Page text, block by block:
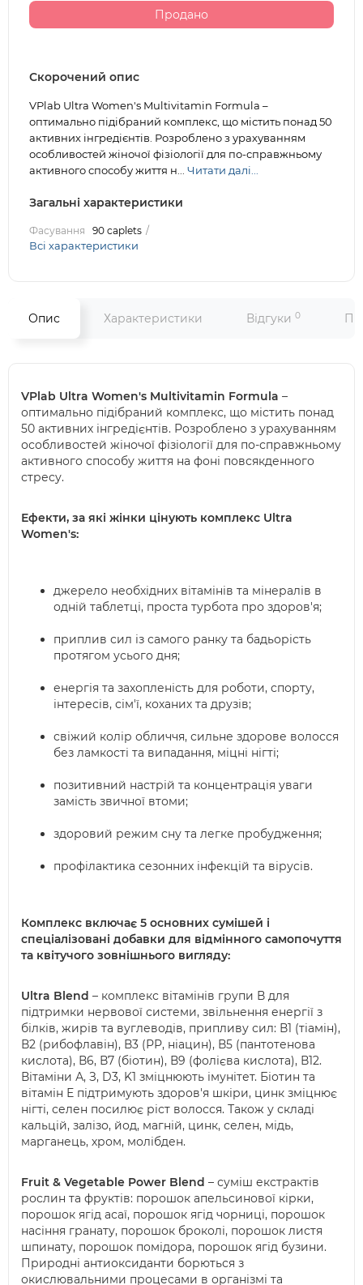
Продано
Скорочений опис
VPlab Ultra Women's Multivitamin Formula –
оптимально підібраний комплекс, що містить понад 50
активних інгредієнтів. Розроблено з урахуванням
особливостей жіночої фізіології для по-справжньому
активного способу життя н... Читати далі...
Загальні характеристики
Фасування 90 caplets
Всі характеристики
Опис Характеристики Відгуки 0
VPlab Ultra Women's Multivitamin Formula –
оптимально підібраний комплекс, що містить понад
50 активних інгредієнтів. Розроблено з урахуванням
особливостей жіночої фізіології для по-справжньому
активного способу життя на фоні повсякденного
стресу.
Ефекти, за які жінки цінують комплекс Ultra
Women's:
джерело необхідних вітамінів та мінералів в
одній таблетці, проста турбота про здоров'я;
приплив сил із самого ранку та бадьорість
протягом усього дня;
енергія та захопленість для роботи, спорту,
інтересів, сім'ї, коханих та друзів;
свіжий колір обличчя, сильне здорове волосся
без ламкості та випадання, міцні нігті;
позитивний настрій та концентрація уваги
замість звичної втоми;
здоровий режим сну та легке пробудження;
профілактика сезонних інфекцій та вірусів.
Комплекс включає 5 основних сумішей і
спеціалізовані добавки для відмінного самопочуття
та квітучого зовнішнього вигляду:
Ultra Blend – комплекс вітамінів групи В для
підтримки нервової системи, звільнення енергії з
білків, жирів та вуглеводів, припливу сил: В1 (тіамін),
В2 (рибофлавін), В3 (РР, ніацин), В5 (пантотенова
кислота), В6, В7 (біотин), В9 (фолієва кислота), В12.
Вітаміни А, З, D3, K1 зміцнюють імунітет. Біотин та
вітамін Е підтримують здоров'я шкіри, цинк зміцнює
нігті, селен посилює ріст волосся. Також у складі
кальцій, залізо, йод, магній, цинк, селен, мідь,
марганець, хром, молібден.
Fruit & Vegetable Power Blend – суміш екстрактів
рослин та фруктів: порошок апельсинової кірки,
порошок ягід асаї, порошок ягід чорниці, порошок
насіння гранату, порошок броколі, порошок листя
шпинату, порошок помідора, порошок ягід бузини.
Природні антиоксиданти борються з
окислювальними процесами в організмі та